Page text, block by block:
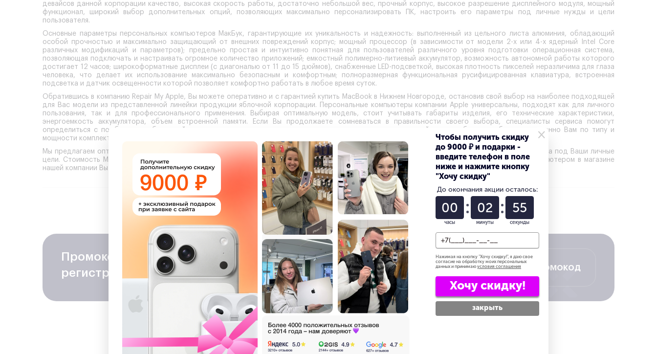
девайсов данной корпорации качество, высокая скорость работы, достаточно небольшой вес, прочный корпус, высокое разрешение дисплейного модуля, мощный
функционал, широкий выбор дополнительных опций, позволяющих максимально персонализировать ПК, настроить его параметры под личные нужды и цели
пользователя.
Основные параметры персональных компьютеров МакБук, гарантирующие их уникальность и надежность: выполненный из цельного листа алюминия, обладающий
особой прочностью и максимально защищающий от внешних повреждений корпус; мощный процессор (в зависимости от модели 2-х или 4-х ядерный Intel Core
различных модификаций и параметров); предельно простая и интуитивно понятная для пользователей различного уровня подготовки операционная система,
позволяющая подключать и настраивать огромное количество приложений; емкостный полимерно-литиевый аккумулятор, возможность автономной работы которого
достигает 12 часов; широкоформатные дисплеи (с диагональю от 11 до 15 дюймов), снабженные LED-подсветкой, высокая плотность пикселей неразличима для глаза
человека, что делает их использование максимально безопасным и комфортным; полноразмерная функциональная русифицированная клавиатура, встроенная
подсветка и датчик освещенности которой позволяет комфортно работать в любое время суток.
Обратившись в компанию Repair My Apple, Вы можете оперативно и с гарантией купить MacBook в Нижнем Новгороде, остановив свой выбор на наиболее подходящей
для Вас модели из представленной линейки продукции яблочной корпорации. Персональные компьютеры компании Apple универсальны, подходят как для личного
пользования, так и для профессионального применения. Выбирая оптимальную модель, стоит учитывать габариты изделия, его технические характеристики,
энергоемкость аккумулятора, объем встроенной памяти. Если Вы продолжаете сомневаться в правильности своего выбора, специалисты сервиса помогут
определиться с подбором необходимой модели, озвучат все преимущества и возможности каждого устройства, подберут необходимую именно Вам по типу и
мощности комплектацию.
Мы предлагаем оптимально демократичные цены на все устройства компании Apple, а также возможность адаптировать персональные устройства под Ваши личные
цели. Стоимость МакБук зависит от выбранной пользователем модели, ее типа, мощности и комплектации. Наряду с самим персональным компьютером в магазине
нашей компании Вы можете приобрести широкий ряд аксессуаров и дополнительных опций. МакБук расширяет границы возможного!
Сделайте свою покупку ещё выгоднее
Промокод на скидку − 1000 ₽
регистрацию в программе лояльности
Получить промокод
×
Чтобы получить скидку
до 9000 ₽ и подарки -
введите телефон в поле
ниже и нажмите кнопку
"Хочу скидку"
До окончания акции осталось:
00
часы
02
минуты
54
секунды
Нажимая на кнопку "Хочу скидку!", я даю свое
согласие на обработку моих персональных
данных и принимаю условия соглашения
Хочу скидку!
закрыть